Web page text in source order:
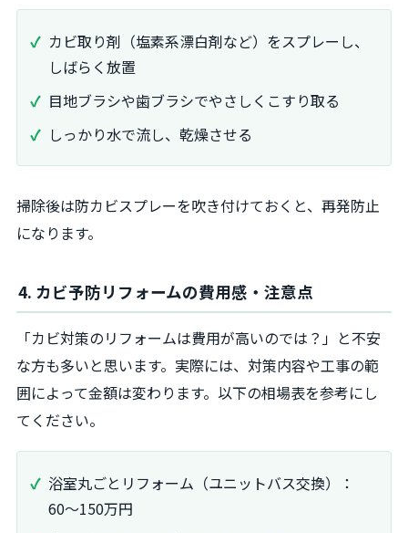
カビ取り剤（塩素系漂白剤など）をスプレーし、
しばらく放置
目地ブラシや歯ブラシでやさしくこすり取る
しっかり水で流し、乾燥させる
掃除後は防カビスプレーを吹き付けておくと、再発防止
になります。
4. カビ予防リフォームの費用感・注意点
「カビ対策のリフォームは費用が高いのでは？」と不安
な方も多いと思います。実際には、対策内容や工事の範
囲によって金額は変わります。以下の相場表を参考にし
てください。
浴室丸ごとリフォーム（ユニットバス交換）：
60～150万円